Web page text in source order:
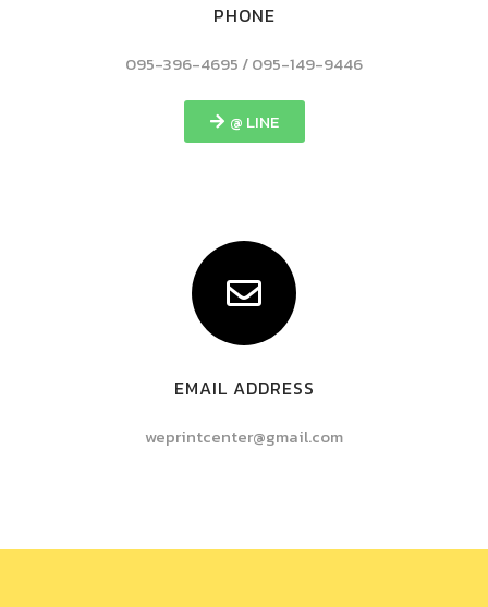
PHONE
095-396-4695 / 095-149-9446
@ LINE
EMAIL ADDRESS
weprintcenter@gmail.com